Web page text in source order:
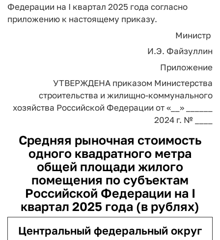
Федерации на I квартал 2025 года согласно
приложению к настоящему приказу.
Министр
И.Э. Файзуллин
Приложение
УТВЕРЖДЕНА приказом Министерства
строительства и жилищно-коммунального
хозяйства Российской Федерации от «__» ______
2024 г. № ____
Средняя рыночная стоимость
одного квадратного метра
общей площади жилого
помещения по субъектам
Российской Федерации на I
квартал 2025 года (в рублях)
Центральный федеральный округ